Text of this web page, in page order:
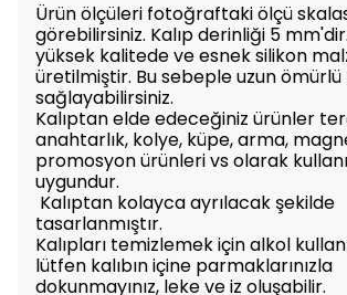
Ürün ölçüleri fotoğraftaki ölçü
görebilirsiniz. Kalıp derinliği 5 mm'dir.
yüksek kalitede ve esnek silikon
üretilmiştir. Bu sebeple uzun ömürlü
sağlayabilirsiniz.
Kalıptan elde edeceğiniz ürünler
anahtarlık, kolye, küpe, arma,
promosyon ürünleri vs olarak
uygundur.
Kalıptan kolayca ayrılacak şekilde
tasarlanmıştır.
Kalıpları temizlemek için alkol
lütfen kalıbın içine parmaklarınızla
dokunmayınız, leke ve iz oluşabilir.